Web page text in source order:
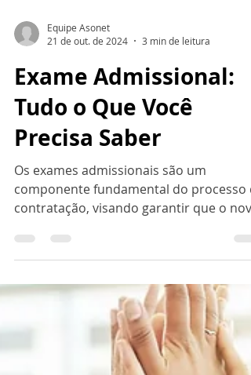
21 de out. de 2024
3 min de leitura
Exame Admissional:
Tudo o Que Você
Precisa Saber
Os exames admissionais são um
colaborador está apto para...